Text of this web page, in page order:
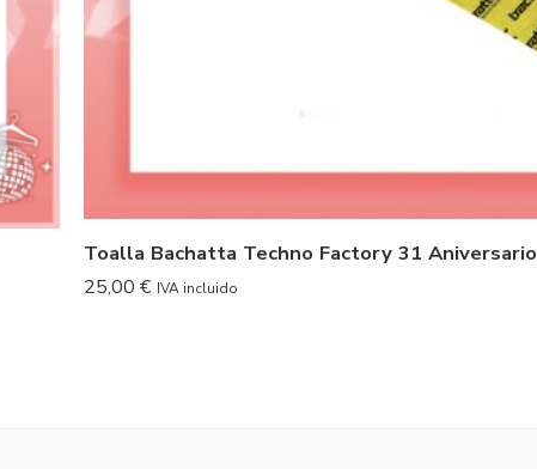
Toalla Bachatta Techno Factory 31 Aniversario
25,00 € IVA incluido